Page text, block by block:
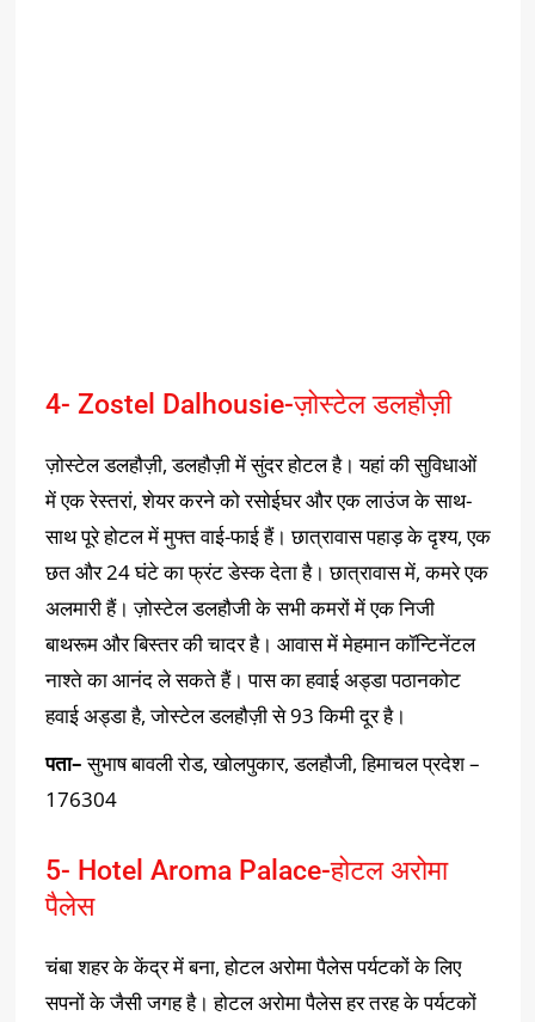
4- Zostel Dalhousie-ज़ोस्टेल डलहौज़ी
ज़ोस्टेल डलहौज़ी, डलहौज़ी में सुंदर होटल है। यहां की सुविधाओं
में एक रेस्तरां, शेयर करने को रसोईघर और एक लाउंज के साथ-
साथ पूरे होटल में मुफ्त वाई-फाई हैं। छात्रावास पहाड़ के दृश्य, एक
छत और 24 घंटे का फ्रंट डेस्क देता है। छात्रावास में, कमरे एक
अलमारी हैं। ज़ोस्टेल डलहौजी के सभी कमरों में एक निजी
बाथरूम और बिस्तर की चादर है। आवास में मेहमान कॉन्टिनेंटल
नाश्ते का आनंद ले सकते हैं। पास का हवाई अड्डा पठानकोट
हवाई अड्डा है, जोस्टेल डलहौज़ी से 93 किमी दूर है।
पता–सुभाष बावली रोड, खोलपुकार, डलहौजी, हिमाचल प्रदेश –
176304
5- Hotel Aroma Palace-होटल अरोमा
पैलेस
चंबा शहर के केंद्र में बना, होटल अरोमा पैलेस पर्यटकों के लिए
सपनों के जैसी जगह है। होटल अरोमा पैलेस हर तरह के पर्यटकों